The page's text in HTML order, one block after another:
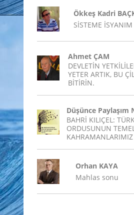
Ökkeş Kadri
SİSTEME İSYANIM
Ahmet ÇAM
DEVLETİN
YETER ARTIK, BU
BİTİRİN.
Düşünce Paylaşım
BAHRİ KILIÇEL:
ORDUSUNUN
KAHRAMANLARIMIZ
Orhan KAYA
Mahlas sonu